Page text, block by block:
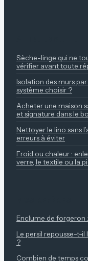
Sèche-linge qui ne
vérifier avant toute
Isolation des murs
système choisir ?
Acheter une maison
et signature dans le
Nettoyer le lino sans
erreurs à éviter
Froid ou chaleur :
verre, le textile ou la
Enclume de forgeron
Le persil repousse-t-il
?
Combien de temps